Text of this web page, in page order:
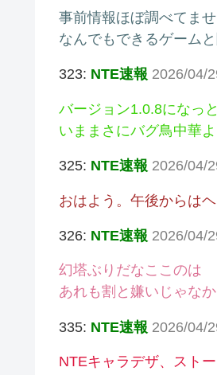
事前情報ほぼ調べてま
なんでもできるゲーム
323: NTE速報 2026/04/
バージョン1.0.8になっ
いままさにバグ鳥中華よ
325: NTE速報 2026/04/
おはよう。午後からは
326: NTE速報 2026/04/
幻塔ぶりだなここのは
あれも割と嫌いじゃな
335: NTE速報 2026/04/
NTEキャラデザ、スト